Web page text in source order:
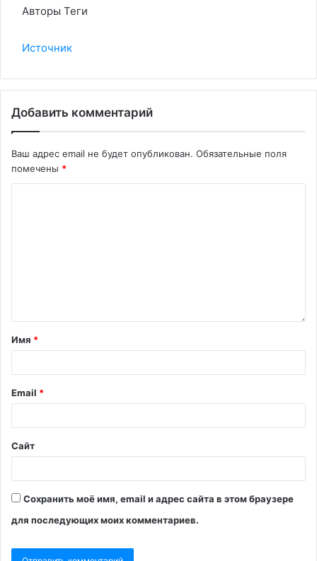
Авторы Теги
Источник
Добавить комментарий
Ваш адрес email не будет опубликован. Обязательные поля
помечены *
Имя *
Email *
Сайт
Сохранить моё имя, email и адрес сайта в этом браузере
для последующих моих комментариев.